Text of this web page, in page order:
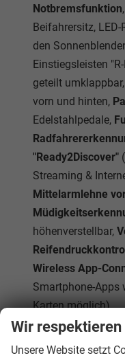
Notbremsfunktion
Beifahrersitz,
den
Einstiegsleisten
geteilt
vorn und hinten,
Edelstahlpedale,
"Ready2Discover"
Streaming &
Mittelarmlehne
höhenverstellbar,
Wireless App-
Smartphone-Apps
Karten möglich)
Das Fahrzeug
Wir
Unsere Website setzt